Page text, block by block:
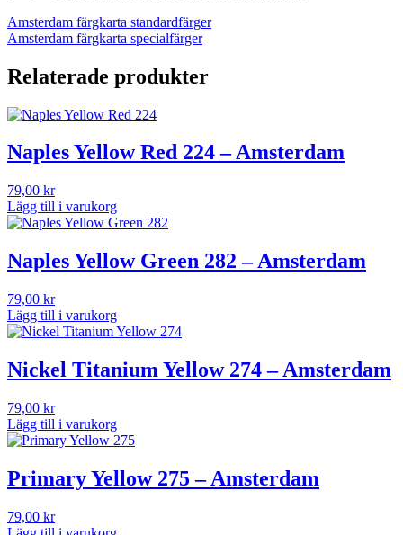
Amsterdam färgkarta standardfärger
Amsterdam färgkarta specialfärger
Relaterade produkter
Naples Yellow Red 224 – Amsterdam
79,00 kr
Lägg till i varukorg
Naples Yellow Green 282 – Amsterdam
79,00 kr
Lägg till i varukorg
Nickel Titanium Yellow 274 – Amsterdam
79,00 kr
Lägg till i varukorg
Primary Yellow 275 – Amsterdam
79,00 kr